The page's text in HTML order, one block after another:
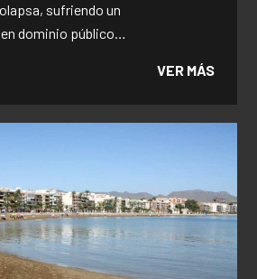
sufriendo un
dominio público…
VER MÁS